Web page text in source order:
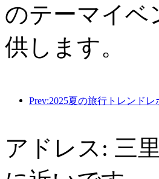
のテーマイベ
供します。
アドレス: 三